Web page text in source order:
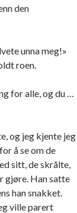
den
unna meg!»
roen.
for alle, og du …
og jeg kjente jeg
å se om de
sitt, de skrålte,
gjøre. Han satte
han snakket.
ville parert